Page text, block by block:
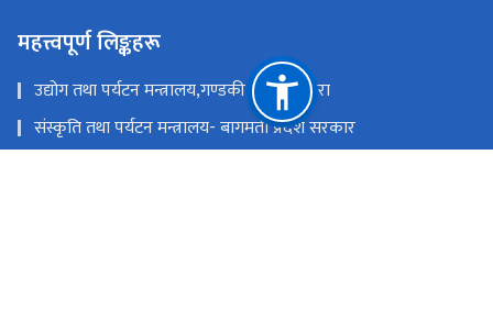
महत्त्वपूर्ण लिङ्कहरू
उद्योग तथा पर्यटन मन्त्रालय,गण्डकी प्रदेश ,पोखरा
संस्कृति तथा पर्यटन मन्त्रालय- बागमती प्रदेश सरकार